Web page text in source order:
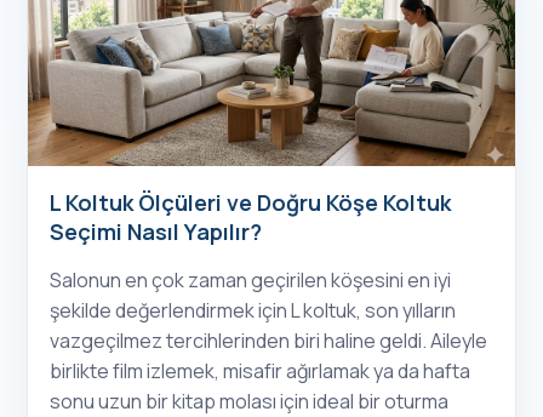
L Koltuk Ölçüleri ve Doğru Köşe Koltuk
Seçimi Nasıl Yapılır?
Salonun en çok zaman geçirilen köşesini en iyi
şekilde değerlendirmek için L koltuk, son yılların
vazgeçilmez tercihlerinden biri haline geldi. Aileyle
birlikte film izlemek, misafir ağırlamak ya da hafta
sonu uzun bir kitap molası için ideal bir oturma